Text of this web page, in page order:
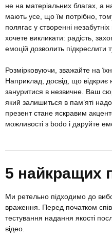
не на матеріальних благах, а
мають усе, що їм потрібно,
полягає у створенні
хочете викликати: радість,
емоцій дозволить підкреслити
Розмірковуючи, зважайте на
Наприклад, досвід, що відкриє
зануритися в незвичне. Ваш
який залишиться в пам’яті
презент стане яскравим
можливості з bodo і даруйте
5 найкращих
Ми ретельно підходимо до
враження. Перед початком
тестування надання якості
відео.